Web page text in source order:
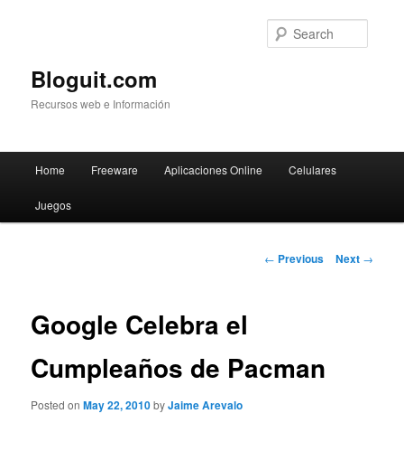
Bloguit.com
Recursos web e Información
Skip
to
Home Freeware Aplicaciones Online Celulares
Juegos
Post
← Previous Next →
Google Celebra el
Cumpleaños de Pacman
Posted onMay 22, 2010byJaime Arevalo